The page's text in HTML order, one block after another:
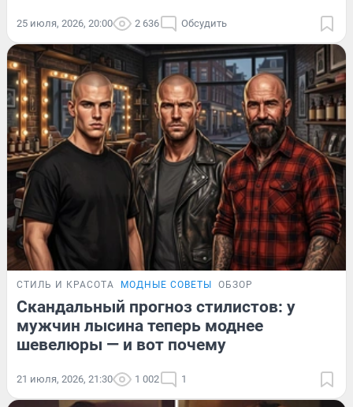
25 июля, 2026, 20:00 2 636 Обсудить
СТИЛЬ И КРАСОТА МОДНЫЕ СОВЕТЫ ОБЗОР
Скандальный прогноз стилистов: у
мужчин лысина теперь моднее
шевелюры — и вот почему
21 июля, 2026, 21:30 1 002 1